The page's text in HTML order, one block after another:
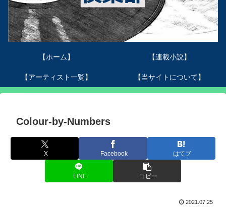
【ホーム】 【連載小説】
【アーティスト一覧】 【当サイトについて】
Colour-by-Numbers
X Facebook はてブ
LINE コピー
2021.07.25